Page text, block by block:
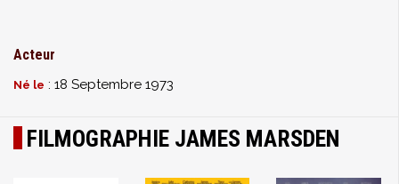
Acteur
Né le : 18 Septembre 1973
FILMOGRAPHIE JAMES MARSDEN